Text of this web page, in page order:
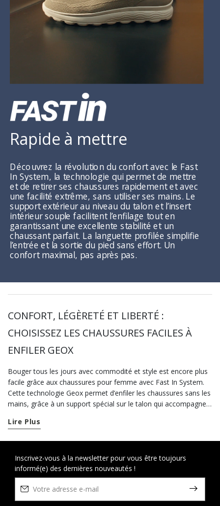
Rapide à mettre
Découvrez la révolution du confort avec le Fast
In System, la technologie qui permet de mettre
et de retirer ses chaussures rapidement et avec
une facilité extrême, sans utiliser ses mains. Le
support extérieur au niveau du talon et l’insert
intérieur souple facilitent l’enfilage tout en
garantissant une excellente stabilité et un
chaussant parfait. La languette profilée simplifie
l’entrée et la sortie du pied sans effort. Un
confort maximal, pas après pas.
CONFORT, LÉGÈRETÉ ET LIBERTÉ :
CHOISISSEZ LES CHAUSSURES FACILES À
ENFILER GEOX
Bouger tous les jours avec commodité et style est encore plus
facile grâce aux chaussures pour femme avec Fast In System.
Cette technologie Geox permet d’enfiler les chaussures sans les
mains, grâce à un support spécial sur le talon qui accompagne
des chaussures Easyon avec un chaussant rapide, pratique et
matières, pour s’adapter à tous les moments de votre journée.
Il suffit de les enfiler pour sentir immédiatement une grande
sensation de liberté, idéale pour un style de vie actif. En plus des
chaussures avec technologie Fast In System, vous trouverez sur
geox.com une vaste sélection de chaussures faciles à enfiler.
Lire Plus
Inscrivez-vous à la newsletter pour vous être toujours
informé(e) des dernières nouveautés !